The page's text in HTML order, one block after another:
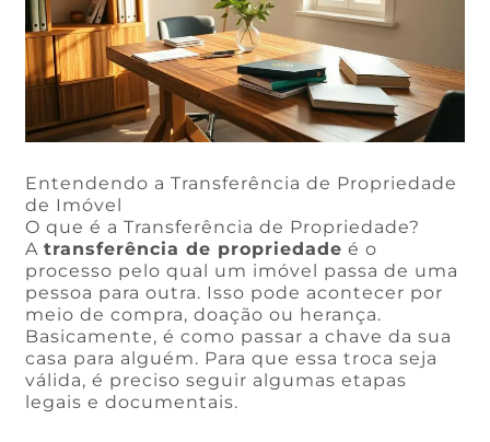
Entendendo a Transferência de Propriedade
de Imóvel
O que é a Transferência de Propriedade?
Atransferência de propriedade é o
processo pelo qual um imóvel passa de uma
pessoa para outra. Isso pode acontecer por
meio de compra, doação ou herança.
Basicamente, é como passar a chave da sua
casa para alguém. Para que essa troca seja
válida, é preciso seguir algumas etapas
legais e documentais.